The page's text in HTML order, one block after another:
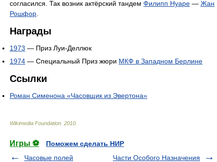
согласился. Так возник актёрский тандем Филипп Нуаре — Жан
Рошфор
Награды
1973 — Приз Луи-Деллюк
1974 — Специальный Приз жюри МКФ в Западном Берлине
Ссылки
Роман Сименона «Часовщик из Эвертона»
Wikimedia Foundation 2010
Игры ⚽
Поможем сделать НИР
Часовые полей
Части Особого Назначения